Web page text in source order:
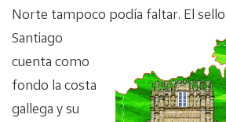
Norte tampoco podía faltar. El
Santiago
cuenta como
fondo la costa
gallega y su